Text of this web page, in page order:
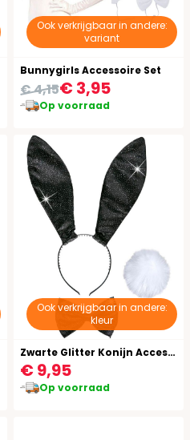
Ook verkrijgbaar in andere:
variant
Bunnygirls Accessoire Set
€ 3,95
€ 4,15
Op voorraad
Ook verkrijgbaar in andere:
kleur
Zwarte Glitter Konijn Accessoires
€ 9,95
Op voorraad